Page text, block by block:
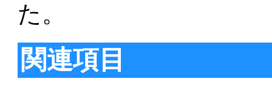
た。
関連項目